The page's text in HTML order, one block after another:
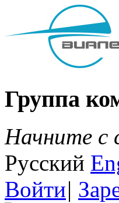
Группа
Начните с
Русский
Войти|